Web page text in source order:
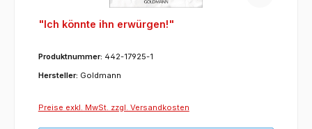
"Ich könnte ihn erwürgen!"
Produktnummer: 442-17925-1
Hersteller: Goldmann
Preise exkl. MwSt. zzgl. Versandkosten